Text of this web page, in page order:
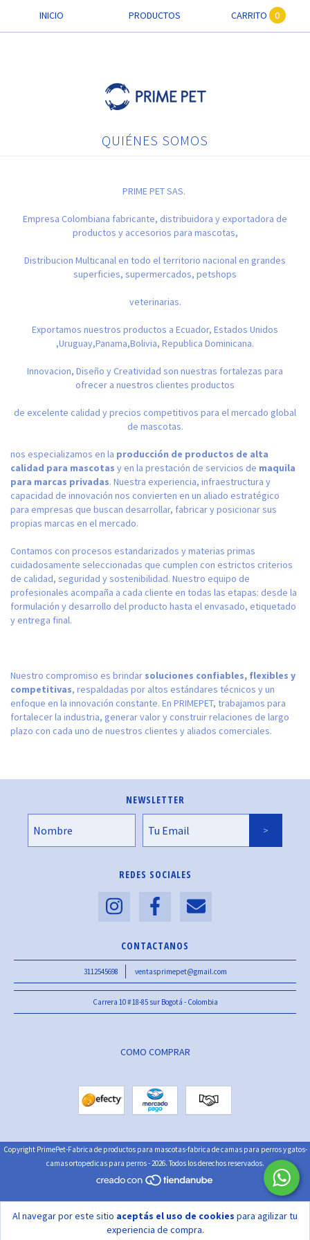
INICIO PRODUCTOS CARRITO 0
Al navegar por este sitio aceptás el uso de cookies para agilizar tu
experiencia de compra.
QUIÉNES SOMOS
PRIME PET SAS.
Empresa Colombiana fabricante, distribuidora y exportadora de
productos y accesorios para mascotas,
Distribucion Multicanal en todo el territorio nacional en grandes
superficies, supermercados, petshops
veterinarias.
Exportamos nuestros productos a Ecuador, Estados Unidos
,Uruguay,Panama,Bolivia, Republica Dominicana.
Innovacion, Diseño y Creatividad son nuestras fortalezas para
ofrecer a nuestros clientes productos
de excelente calidad y precios competitivos para el mercado global
de mascotas.
nos especializamos en la producción de productos de alta
calidad para mascotas y en la prestación de servicios de maquila
para marcas privadas. Nuestra experiencia, infraestructura y
capacidad de innovación nos convierten en un aliado estratégico
para empresas que buscan desarrollar, fabricar y posicionar sus
propias marcas en el mercado.
Contamos con procesos estandarizados y materias primas
cuidadosamente seleccionadas que cumplen con estrictos criterios
de calidad, seguridad y sostenibilidad. Nuestro equipo de
profesionales acompaña a cada cliente en todas las etapas: desde la
formulación y desarrollo del producto hasta el envasado, etiquetado
y entrega final.
Nuestro compromiso es brindar soluciones confiables, flexibles y
competitivas, respaldadas por altos estándares técnicos y un
enfoque en la innovación constante. En PRIMEPET, trabajamos para
fortalecer la industria, generar valor y construir relaciones de largo
plazo con cada uno de nuestros clientes y aliados comerciales.
NEWSLETTER
REDES SOCIALES
CONTACTANOS
3112545698 ventasprimepet@gmail.com
Carrera 10 # 18-85 sur Bogotá - Colombia
COMO COMPRAR
Copyright PrimePet-Fabrica de productos para mascotas-fabrica de camas para perros y gatos-
camas ortopedicas para perros - 2026. Todos los derechos reservados.